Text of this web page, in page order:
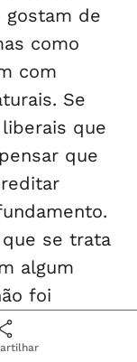
gostam de
como
com
Se
que
que
que se trata
algum
foi
apesar
Até